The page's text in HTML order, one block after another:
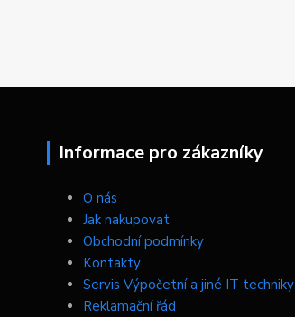
Informace pro zákazníky
O nás
Jak nakupovat
Obchodní podmínky
Kontakty
Servis Výpočetní a jiné IT techniky
Reklamační řád